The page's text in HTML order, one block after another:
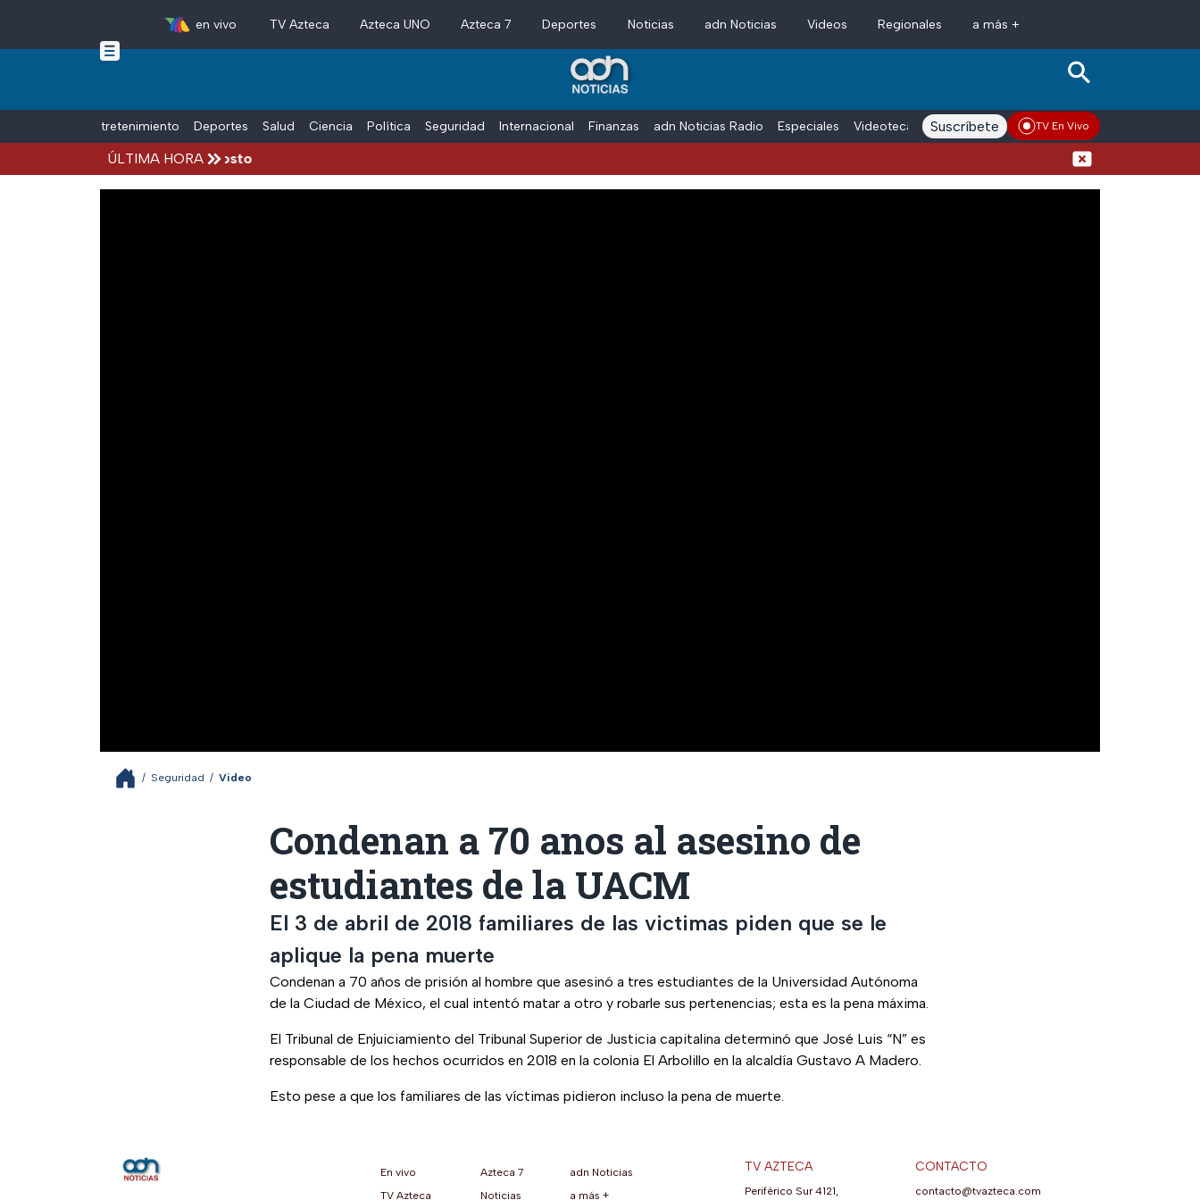
Skip to main content
en vivo TV Azteca Azteca UNO Azteca 7 Deportes Noticias adn Noticias Videos Regionales a más +
Entretenimiento Deportes Salud Ciencia Política Seguridad Internacional Finanzas adn Noticias Radio Especiales Videoteca Conductores Voces adn Noticias
Suscríbete TV En Vivo
ÚLTIMA HORA
hoy viernes 7 de agosto
/ Seguridad / Video
Condenan a 70 anos al asesino de
estudiantes de la UACM
El 3 de abril de 2018 familiares de las victimas piden que se le
aplique la pena muerte
Condenan a 70 años de prisión al hombre que asesinó a tres estudiantes de la Universidad Autónoma
de la Ciudad de México, el cual intentó matar a otro y robarle sus pertenencias; esta es la pena máxima.
El Tribunal de Enjuiciamiento del Tribunal Superior de Justicia capitalina determinó que José Luis “N” es
responsable de los hechos ocurridos en 2018 en la colonia El Arbolillo en la alcaldía Gustavo A Madero.
Esto pese a que los familiares de las víctimas pidieron incluso la pena de muerte.
En vivo
TV Azteca
Azteca 7
Noticias
adn Noticias
a más +
TV AZTECA
Periférico Sur 4121,
CONTACTO
contacto@tvazteca.com